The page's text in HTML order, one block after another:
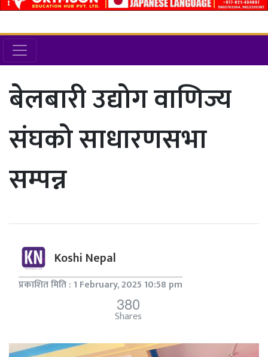
बेलबारी उद्योग वाणिज्य
संघको साधारणसभा
सम्पन्न
Koshi Nepal
प्रकाशित मिति : 1 February, 2025 10:58 pm
380
Shares